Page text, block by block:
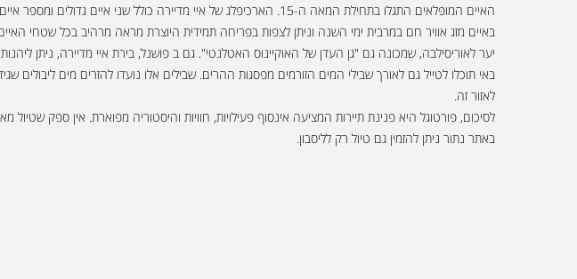
האיים המופלאים התגלו בתחילת המאה ה-15. הארכיפלג של איי מדיירה כולל שני איים גדולים ומספר איים קטנים. האיים המיושבים הם מדיירה ופורטו סנטו, כשמדיירה הוא הגדול מביניהם והוא מושך אליו מבקרים רבים.
באיים מזג אוויר חם במרבית ימי השנה וניתן לצפות בפריחה תמידית היוצרת מראה מרהיב בכל שטחי
יער לאוריסילבה, שמכונה גם "גן העדן של האוקיינוס האטלנטי". גם ב פושנל, בירת איי מדיירה, ניתן
באי תוכלו לטייל גם לאורך שבילי המים הזורמים מפסגות ההרים. שבילים אלו נועדו להזרים מים ליבולים
לאזור זה.
לסיכום, פורטוגל היא פנינת תיירות המציעה אינסוף פעילויות, חוויות והיסטוריה מפוארת. אין ספק
באתר נתור ניתן להזמין גם טיול רק לליסבון.